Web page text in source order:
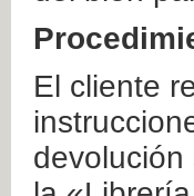
El cliente